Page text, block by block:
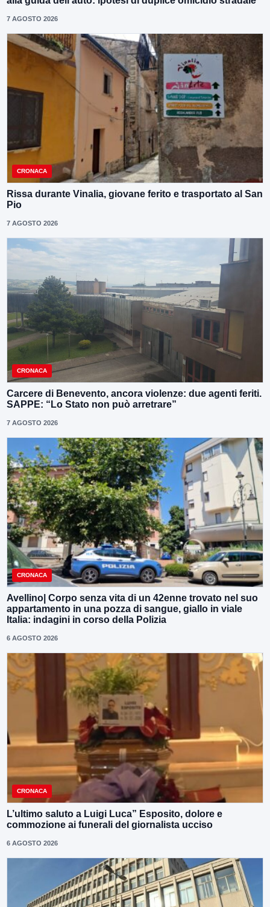
7 AGOSTO 2026
CRONACA
Rissa durante Vinalia, giovane ferito e trasportato al San
Pio
7 AGOSTO 2026
CRONACA
Carcere di Benevento, ancora violenze: due agenti feriti.
SAPPE: “Lo Stato non può arretrare”
7 AGOSTO 2026
CRONACA
Avellino| Corpo senza vita di un 42enne trovato nel suo
appartamento in una pozza di sangue, giallo in viale
Italia: indagini in corso della Polizia
6 AGOSTO 2026
CRONACA
L’ultimo saluto a Luigi Luca” Esposito, dolore e
commozione ai funerali del giornalista ucciso
6 AGOSTO 2026